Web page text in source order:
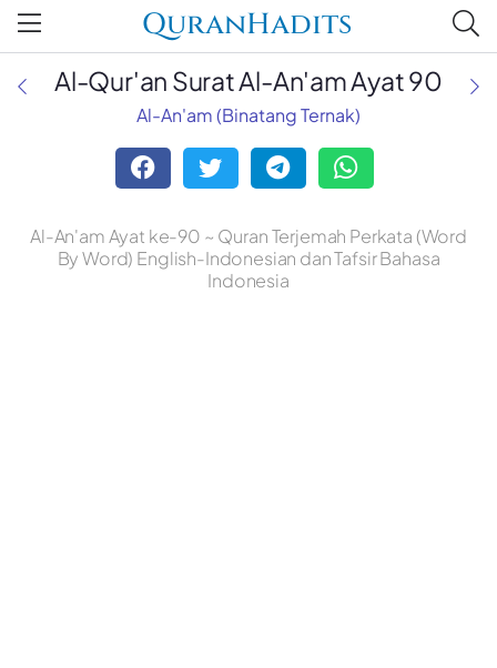
QuranHadits
Al-Qur'an Surat Al-An'am Ayat 90
Al-An'am (Binatang Ternak)
Al-An'am Ayat ke-90 ~ Quran Terjemah Perkata (Word
By Word) English-Indonesian dan Tafsir Bahasa
Indonesia